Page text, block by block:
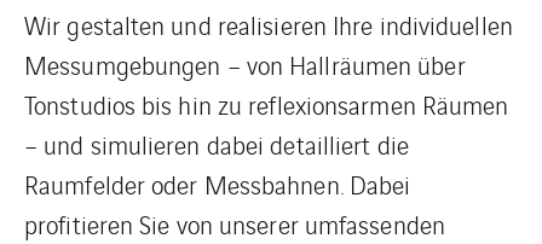
Wir gestalten und realisieren Ihre individuellen
Messumgebungen – von Hallräumen über
Tonstudios bis hin zu reflexionsarmen Räumen
– und simulieren dabei detailliert die
Raumfelder oder Messbahnen. Dabei
profitieren Sie von unserer umfassenden